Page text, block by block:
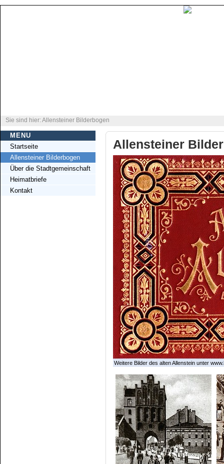
Sie sind hier: Allensteiner Bilderbogen
MENU
Startseite
Allensteiner Bilderbogen
Über die Stadtgemeinschaft
Heimatbriefe
Kontakt
Allensteiner
Weitere Bilder des alten Allenstein unter